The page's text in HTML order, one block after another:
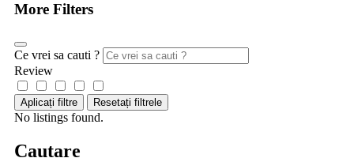
More Filters
Ce vrei sa cauti ?
Review
Aplicați filtre Resetați filtrele
No listings found.
Cautare